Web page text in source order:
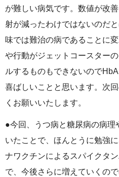
が難しい病気です。数値が改
射が減ったわけではないのだ
味では難治の病であることに
や行動がジェットコースター
ルするものもできないので
喜ばしいことと思います。次
くお願いいたします。
●今回、うつ病と糖尿病の病
いたことで、ほんとうに勉強
ナワクチンによるスパイクタ
で、今後さらに増えていくの